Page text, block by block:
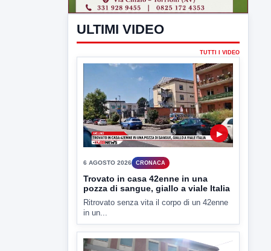
Trovato in casa 42enne in una
Ritrovato senza vita il corpo di un 42enne
in un...
▶
CRONACA
"Sistema Caprio", Procura S.Maria
La Procura della Repubblica di Santa